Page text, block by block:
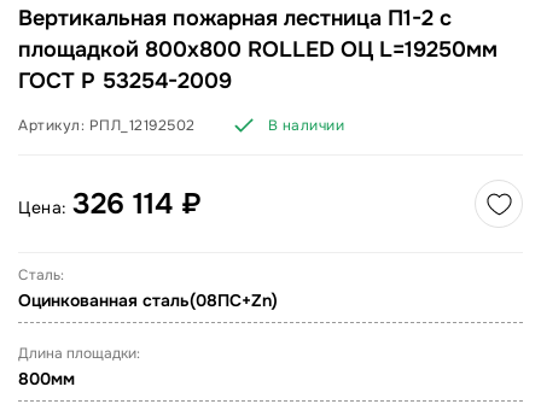
Вертикальная пожарная лестница П1-2 с
площадкой 800х800 ROLLED ОЦ L=19250мм
ГОСТ Р 53254-2009
Артикул: РПЛ_12192502 В наличии
Цена: 326 114 ₽
Сталь:
Оцинкованная сталь(08ПС+Zn)
Длина площадки:
800мм